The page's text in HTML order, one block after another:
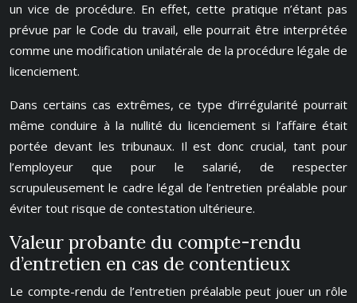
un vice de procédure. En effet, cette pratique n’étant pas
prévue par le Code du travail, elle pourrait être interprétée
comme une modification unilatérale de la procédure légale de
licenciement.
Dans certains cas extrêmes, ce type d’irrégularité pourrait
même conduire à la nullité du licenciement si l’affaire était
portée devant les tribunaux. Il est donc crucial, tant pour
l’employeur que pour le salarié, de respecter
scrupuleusement le cadre légal de l’entretien préalable pour
éviter tout risque de contestation ultérieure.
Valeur probante du compte-rendu
d’entretien en cas de contentieux
Le compte-rendu de l’entretien préalable peut jouer un rôle